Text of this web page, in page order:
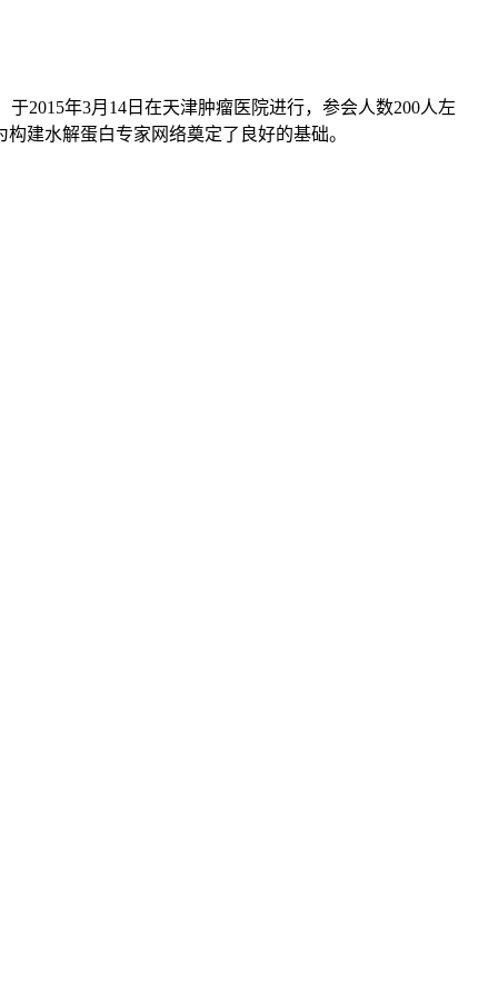
2015年3月14日在天津肿瘤医院进行，参会人数200人左
建水解蛋白专家网络奠定了良好的基础。